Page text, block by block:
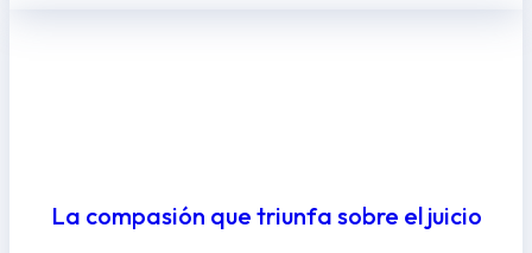
La compasión que triunfa sobre el juicio